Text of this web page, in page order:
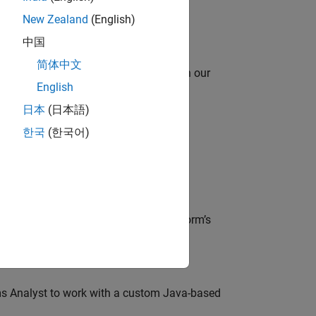
automating identity operations? Join our
Salesforce‑based CRM
responsible for driving the platform’s
Analyst to work with a custom Java-based
New Zealand (English)
中国
简体中文
English
日本 (日本語)
한국 (한국어)